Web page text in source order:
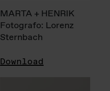
MARTA + HENRIK
Fotografo: Lorenz
Sternbach
Download